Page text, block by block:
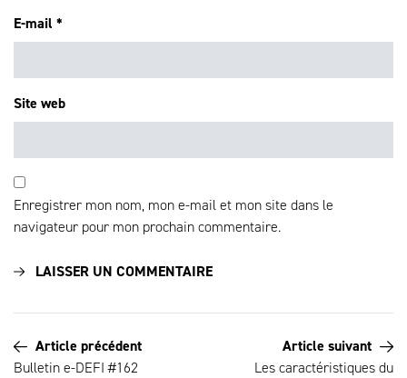
E-mail *
Site web
Enregistrer mon nom, mon e-mail et mon site dans le
navigateur pour mon prochain commentaire.
Article précédent
Bulletin e-DEFI #162
Article suivant
Les caractéristiques du